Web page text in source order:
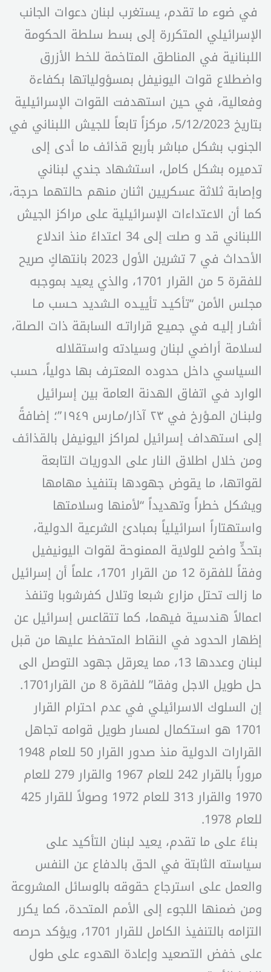
في ضوء ما تقدم، يستغرب لبنان دعوات الجانب
الإسرائيلي المتكررة إلى بسط سلطة الحكومة
اللبنانية في المناطق المتاخمة للخط الأزرق
واضطلاع قوات اليونيفل بمسؤولياتها بكفاءة
وفعالية، في حين استهدفت القوات الإسرائيلية
بتاريخ 5/12/2023، مركزاً تابعاً للجيش اللبناني في
الجنوب بشكل مباشر بأربع قذائف ما أدى إلى
تدميره بشكل كامل، استشهاد جندي لبناني
وإصابة ثلاثة عسكريين اثنان منهم حالتهما حرجة،
كما أن الاعتداءات الإسرائيلية على مراكز الجيش
اللبناني قد و صلت إلى 34 اعتداءً منذ اندلاع
الأحداث في 7 تشرين الأول 2023 بانتهاكٍ صريح
للفقرة 5 من القرار 1701، والذي يعيد بموجبه
مجلس الأمن “تأكيـد تأييـده الـشديد حـسب مـا
أشـار إليـه في جميـع قراراتـه السابقة ذات الصلة،
لسلامة أراضي لبنان وسيادته واستقلاله
السياسي داخل حدوده المعتـرف بها دولياً، حسب
الوارد في اتفاق الهدنة العامة بين إسرائيل
ولبنـان المـؤرخ في ٢٣ آذار/مـارس ١٩٤٩”؛ إضافةً
إلى استهداف إسرائيل لمراكز اليونيفل بالقذائف
ومن خلال اطلاق النار على الدوريات التابعة
لقواتها، ما يقوض جهودها بتنفيذ مهامها
ويشكل خطراً وتهديداً “لأمنها وسلامتها
واستهتاراً اسرائيلياً بمبادئ الشرعية الدولية،
بتحدٍّ واضح للولاية الممنوحة لقوات اليونيفيل
وفقاً للفقرة 12 من القرار 1701، علماً أن إسرائيل
ما زالت تحتل مزارع شبعا وتلال كفرشوبا وتنفذ
اعمالاً هندسية فيهما، كما تتقاعس إسرائيل عن
إظهار الحدود في النقاط المتحفظ عليها من قبل
لبنان وعددها 13، مما يعرقل جهود التوصل الى
حل طويل الاجل وفقا” للفقرة 8 من القرار1701.
إن السلوك الاسرائيلي في عدم احترام القرار
1701 هو استكمال لمسار طويل قوامه تجاهل
القرارات الدولية منذ صدور القرار 50 للعام 1948
مروراً بالقرار 242 للعام 1967 والقرار 279 للعام
1970 والقرار 313 للعام 1972 وصولاً للقرار 425
للعام 1978.
بناءً على ما تقدم، يعيد لبنان التأكيد على
سياسته الثابتة في الحق بالدفاع عن النفس
والعمل على استرجاع حقوقه بالوسائل المشروعة
ومن ضمنها اللجوء إلى الأمم المتحدة، كما يكرر
التزامه بالتنفيذ الكامل للقرار 1701، ويؤكد حرصه
على خفض التصعيد وإعادة الهدوء على طول